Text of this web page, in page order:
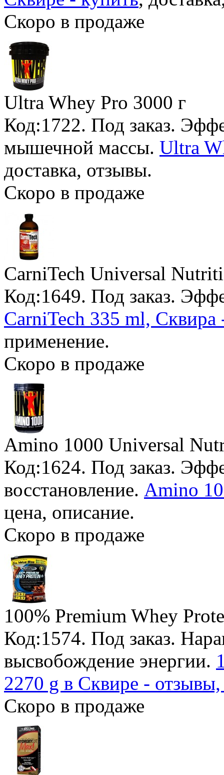
Скоро в продаже
Ultra Whey Pro 3000 г
Код:1722. Под заказ.
мышечной массы. Ultra
доставка, отзывы.
Скоро в продаже
CarniTech Universal
Код:1649. Под заказ.
CarniTech 335 ml, Сквира
применение.
Скоро в продаже
Amino 1000 Universal
Код:1624. Под заказ.
восстановление. Amino
цена, описание.
Скоро в продаже
100% Premium Whey
Код:1574. Под заказ.
высвобождение энергии.
2270 g в Сквире - отзывы,
Скоро в продаже